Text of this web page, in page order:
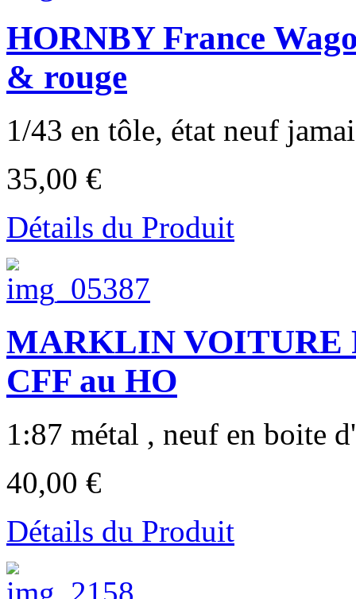
HORNBY France
& rouge
1/43 en tôle, état neuf
35,00 €
Détails du Produit
MARKLIN VOITURE
CFF au HO
1:87 métal , neuf en boite
40,00 €
Détails du Produit